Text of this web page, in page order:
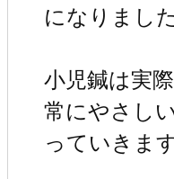
になりまし
小児鍼は実
常にやさし
っていきま